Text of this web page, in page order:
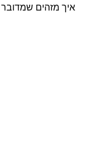
איך מזהים